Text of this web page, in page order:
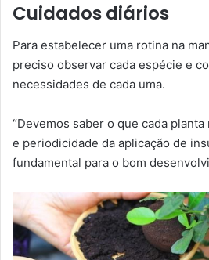
Cuidados diários
Para estabelecer uma rotina na
preciso observar cada espécie e
necessidades de cada uma.
“Devemos saber o que cada
e periodicidade da aplicação de
fundamental para o bom